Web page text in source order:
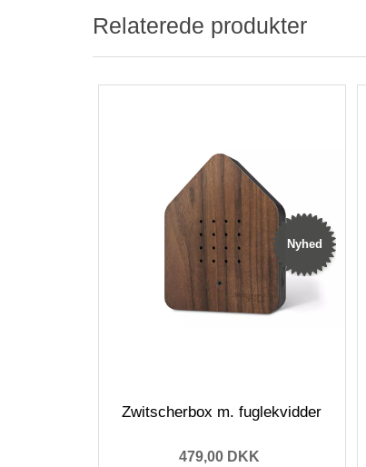
Relaterede produkter
Nyhed
Zwitscherbox m. fuglekvidder
479,00 DKK